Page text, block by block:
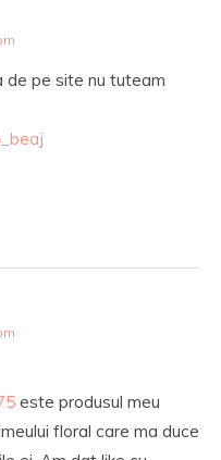
de pe site nu tuteam
este produsul meu
floral care ma duce